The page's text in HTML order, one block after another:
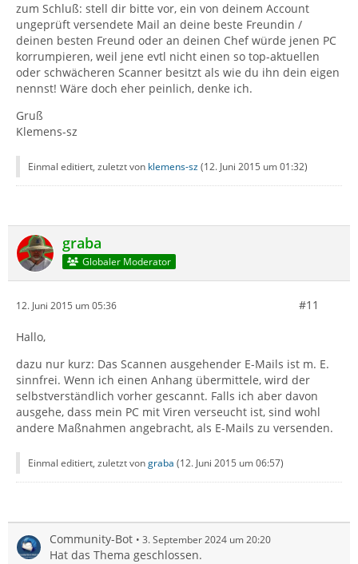
zum Schluß: stell dir bitte vor, ein von deinem Account
ungeprüft versendete Mail an deine beste Freundin /
deinen besten Freund oder an deinen Chef würde jenen PC
korrumpieren, weil jene evtl nicht einen so top-aktuellen
oder schwächeren Scanner besitzt als wie du ihn dein eigen
nennst! Wäre doch eher peinlich, denke ich.
Gruß
Klemens-sz
Einmal editiert, zuletzt von klemens-sz(12. Juni 2015 um 01:32)
graba
Globaler Moderator
12. Juni 2015 um 05:36 #11
Hallo,
dazu nur kurz: Das Scannen ausgehender E-Mails ist m. E.
sinnfrei. Wenn ich einen Anhang übermittele, wird der
selbstverständlich vorher gescannt. Falls ich aber davon
ausgehe, dass mein PC mit Viren verseucht ist, sind wohl
andere Maßnahmen angebracht, als E-Mails zu versenden.
Einmal editiert, zuletzt vongraba (12. Juni 2015 um 06:57)
Community-Bot 3. September 2024 um 20:20
Hat das Thema geschlossen.